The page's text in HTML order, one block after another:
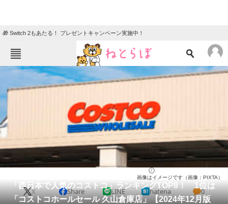
🎁 Switch 2もあたる！ プレゼントキャンペーン実施中！
ねとらぼメニュー
ニュース
クイズ
グルメ 地域
教育・育児
動物 リサーチ
会員記事
「西日本で人気のコストコ」ランキングTOP8！ 1位は
「コストコホールセール 久山倉庫店」【2024年12月版
画像はイメージです（画像：PIXTA）
X Share LINE hatena 0